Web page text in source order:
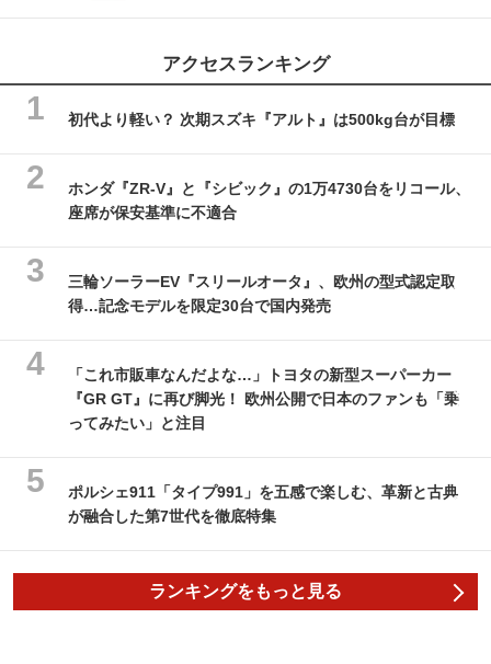
アクセスランキング
初代より軽い？ 次期スズキ『アルト』は500kg台が目標
ホンダ『ZR-V』と『シビック』の1万4730台をリコール、
座席が保安基準に不適合
三輪ソーラーEV『スリールオータ』、欧州の型式認定取
得…記念モデルを限定30台で国内発売
「これ市販車なんだよな…」トヨタの新型スーパーカー
『GR GT』に再び脚光！ 欧州公開で日本のファンも「乗
ってみたい」と注目
ポルシェ911「タイプ991」を五感で楽しむ、革新と古典
が融合した第7世代を徹底特集
ランキングをもっと見る